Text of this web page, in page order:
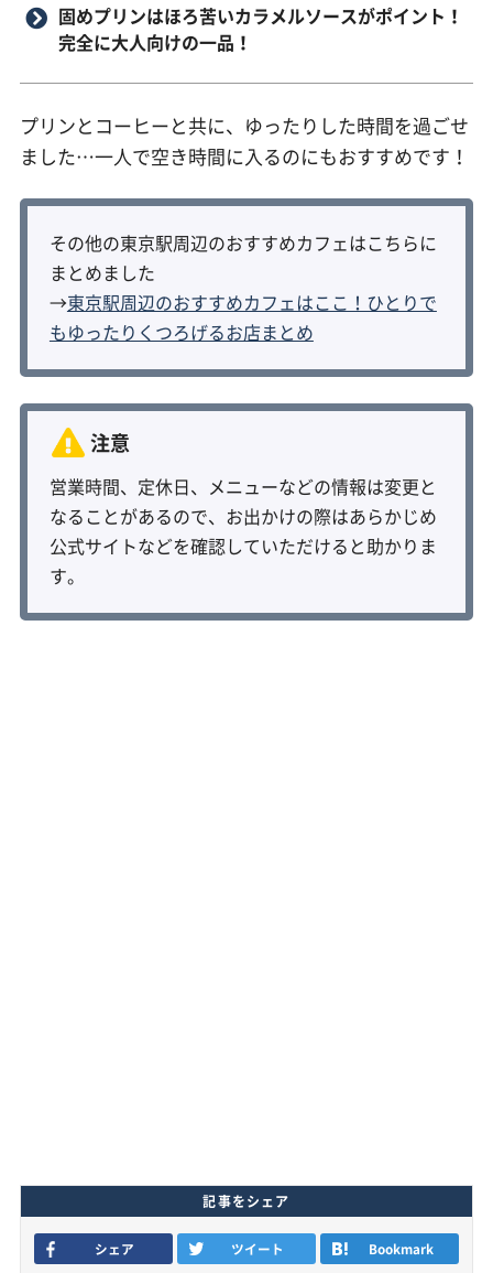
固めプリンはほろ苦いカラメルソースがポイント！
完全に大人向けの一品！
プリンとコーヒーと共に、ゆったりした時間を過ごせ
ました…一人で空き時間に入るのにもおすすめです！
その他の東京駅周辺のおすすめカフェはこちらに
まとめました
→東京駅周辺のおすすめカフェはここ！ひとりで
もゆったりくつろげるお店まとめ
営業時間、定休日、メニューなどの情報は変更と
なることがあるので、お出かけの際はあらかじめ
公式サイトなどを確認していただけると助かりま
す。
記事をシェア
シェア ツイート Bookmark